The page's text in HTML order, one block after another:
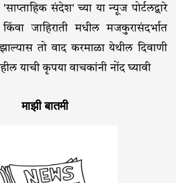
संदेश' च्या या न्यूज पोर्टलद्वारे
जाहिराती मधील मजकुरासंदर्भात
तो वाद करमाळा येथील दिवाणी
याची कृपया वाचकांनी नोंद घ्यावी
माझी बातमी